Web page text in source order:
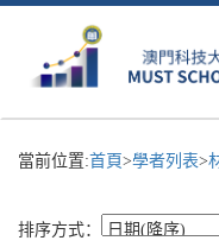
當前位置:首頁>學者列表>
排序方式：